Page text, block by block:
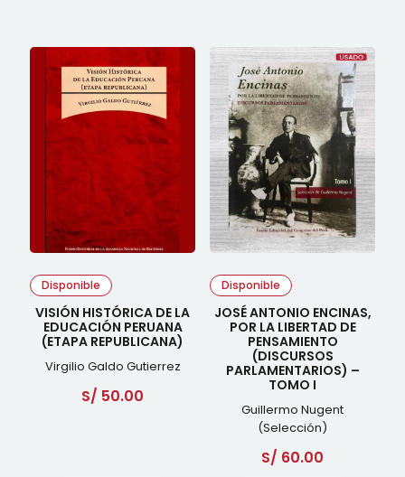
Disponible
VISIÓN HISTÓRICA DE LA
EDUCACIÓN PERUANA
(ETAPA REPUBLICANA)
Virgilio Galdo Gutierrez
S/ 50.00
Disponible
JOSÉ ANTONIO ENCINAS,
POR LA LIBERTAD DE
PENSAMIENTO
(DISCURSOS
PARLAMENTARIOS) –
TOMO I
Guillermo Nugent
(Selección)
S/ 60.00